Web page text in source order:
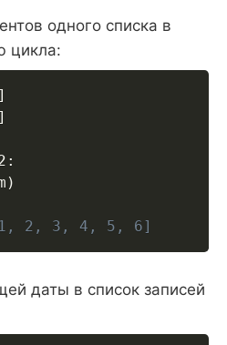
одного списка в
цикла:
]
]
:
)
2, 3, 4, 5, 6]
даты в список записей